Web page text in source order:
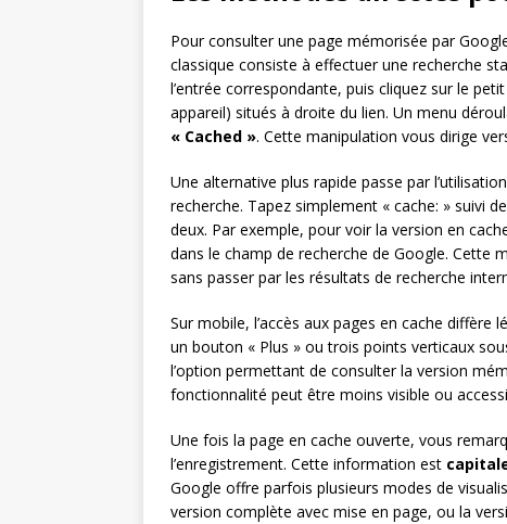
Pour consulter une page mémorisée par
classique consiste à effectuer une recherche
l’entrée correspondante, puis cliquez sur le
appareil) situés à droite du lien. Un menu
« Cached ». Cette manipulation vous dirige
Une alternative plus rapide passe par
recherche. Tapez simplement « cache: » suivi
deux. Par exemple, pour voir la version en
dans le champ de recherche de Google. Cette
sans passer par les résultats de recherche
Sur mobile, l’accès aux pages en cache
un bouton « Plus » ou trois points verticaux
l’option permettant de consulter la version
fonctionnalité peut être moins visible ou
Une fois la page en cache ouverte, vous
l’enregistrement. Cette information est
Google offre parfois plusieurs modes de
version complète avec mise en page, ou la